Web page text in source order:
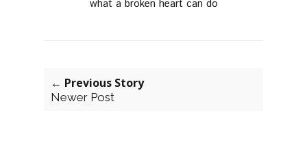
what a broken heart can do
← Previous Story
Newer Post